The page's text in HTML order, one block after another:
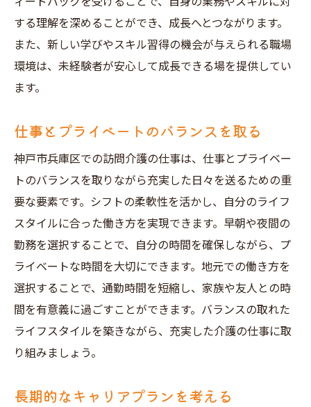
する理解を深めることができ、成長へとつながります。
また、新しい学びやスキル習得の機会が与えられる職場
環境は、未経験者が安心して成長できる場を提供してい
ます。
仕事とプライベートのバランスを取る
神戸市兵庫区での訪問介護の仕事は、仕事とプライベー
トのバランスを取りながら充実した日々を送るための重
要な要素です。シフトの柔軟性を活かし、自分のライフ
スタイルに合った働き方を実現できます。早朝や夜間の
勤務を選択することで、自分の時間を確保しながら、プ
ライベートな時間を大切にできます。地元での働き方を
選択することで、通勤時間を短縮し、家族や友人との時
間を有意義に過ごすことができます。バランスの取れた
ライフスタイルを築きながら、充実した介護の仕事に取
り組みましょう。
長期的なキャリアプランを考える